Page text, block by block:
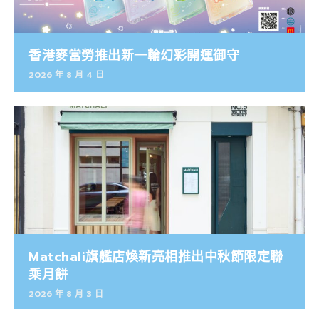
香港麥當勞推出新一輪幻彩開運御守
2026 年 8 月 4 日
Matchali旗艦店煥新亮相推出中秋節限定聯
乘月餅
2026 年 8 月 3 日